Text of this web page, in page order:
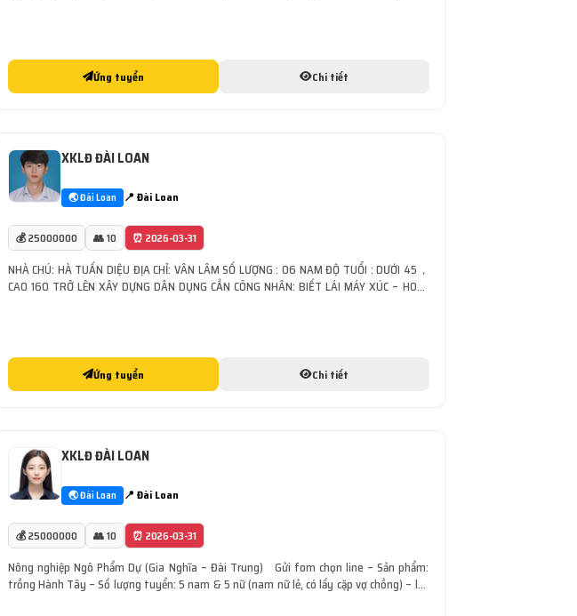
Ứng tuyển Chi tiết
XKLĐ ĐÀI LOAN
🌏 Đài Loan 📍 Đài Loan
💰 25000000 👥 10 ⏰ 2026-03-31
NHÀ CHÚ: HÀ TUẤN DIỆU ĐỊA CHỈ: VÂN LÂM SỐ LƯỢNG : 06 NAM ĐỘ TUỔI : DƯỚI 45，
CAO 160 TRỞ LÊN XÂY DỰNG DÂN DỤNG CẦN CÔNG NHÂN: BIẾT LÁI MÁY XÚC – HOẶC
Ứng tuyển Chi tiết
XKLĐ ĐÀI LOAN
🌏 Đài Loan 📍 Đài Loan
💰 25000000 👥 10 ⏰ 2026-03-31
Nông nghiệp Ngô Phẩm Dự (Gia Nghĩa – Đài Trung) Gửi fom chọn line – Sản phẩm:
trồng Hành Tây – Số lượng tuyển: 5 nam & 5 nữ (nam nữ lẻ, có lấy cặp vợ chồng) – lấy